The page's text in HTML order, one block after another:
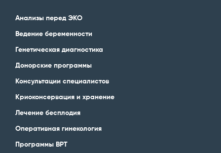
Анализы перед ЭКО
Ведение беременности
Генетическая диагностика
Донорские программы
Консультации специалистов
Криоконсервация и хранение
Лечение бесплодия
Оперативная гинекология
Программы ВРТ